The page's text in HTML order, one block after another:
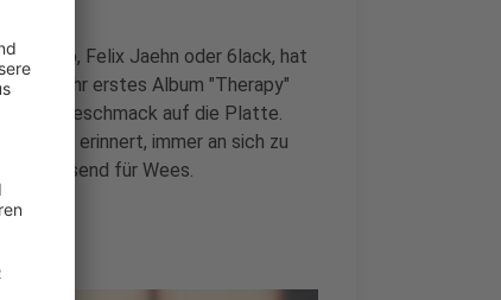
Kygo, Felix Jaehn oder 6lack, hat
sie ihr erstes Album "Therapy"
Vorgeschmack auf die Platte.
daran erinnert, immer an sich zu
passend für Wees.